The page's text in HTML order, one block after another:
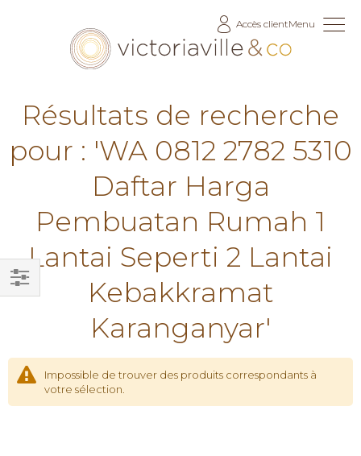
Accès clientMenu
Résultats de recherche
pour : 'WA 0812 2782 5310
Daftar Harga
Pembuatan Rumah 1
Lantai Seperti 2 Lantai
Kebakkramat
Karanganyar'
Impossible de trouver des produits correspondants à
votre sélection.
Filtrer